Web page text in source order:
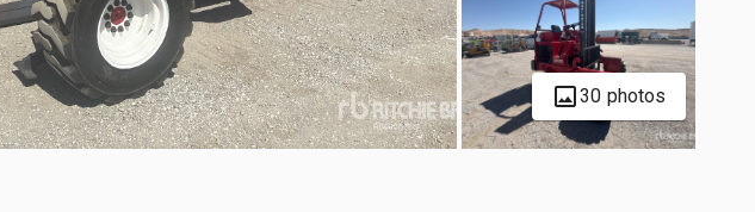
30 photos